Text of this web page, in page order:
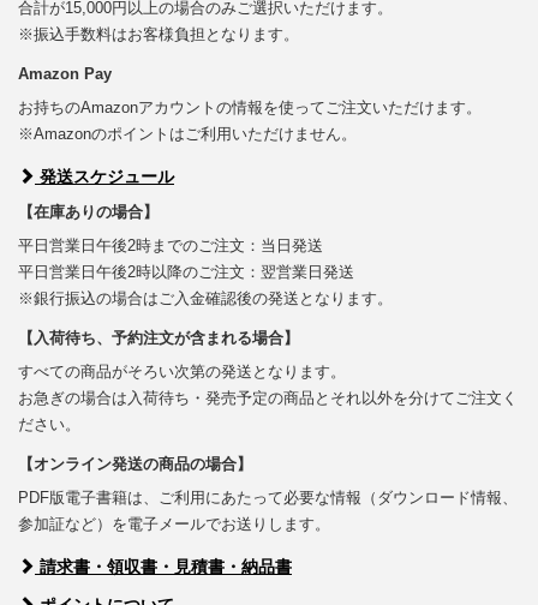
合計が15,000円以上の場合のみご選択いただけます。
※振込手数料はお客様負担となります。
Amazon Pay
お持ちのAmazonアカウントの情報を使ってご注文いただけます。
※Amazonのポイントはご利用いただけません。
発送スケジュール
【在庫ありの場合】
平日営業日午後2時までのご注文：当日発送
平日営業日午後2時以降のご注文：翌営業日発送
※銀行振込の場合はご入金確認後の発送となります。
【入荷待ち、予約注文が含まれる場合】
すべての商品がそろい次第の発送となります。
お急ぎの場合は入荷待ち・発売予定の商品とそれ以外を分けてご注文く
ださい。
【オンライン発送の商品の場合】
PDF版電子書籍は、ご利用にあたって必要な情報（ダウンロード情報、
参加証など）を電子メールでお送りします。
請求書・領収書・見積書・納品書